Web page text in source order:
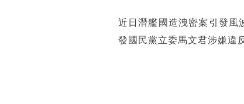
近日潛艦國造洩密案引發風
發國民黨立委馬文君涉嫌違